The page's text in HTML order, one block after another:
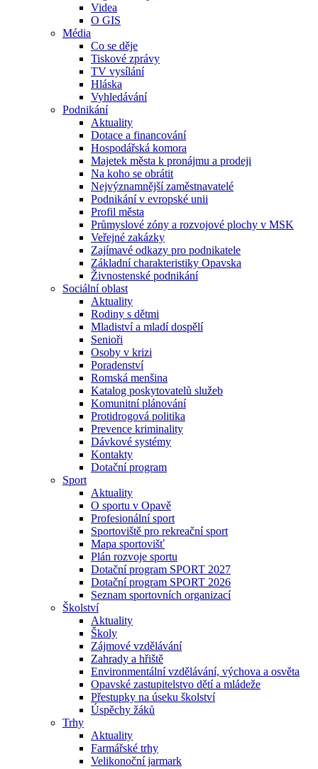
Videa
O GIS
Média
Co se děje
Tiskové zprávy
TV vysílání
Hláska
Vyhledávání
Podnikání
Aktuality
Dotace a financování
Hospodářská komora
Majetek města k pronájmu a prodeji
Na koho se obrátit
Nejvýznamnější zaměstnavatelé
Podnikání v evropské unii
Profil města
Průmyslové zóny a rozvojové plochy v MSK
Veřejné zakázky
Zajímavé odkazy pro podnikatele
Základní charakteristiky Opavska
Živnostenské podnikání
Sociální oblast
Aktuality
Rodiny s dětmi
Mladiství a mladí dospělí
Senioři
Osoby v krizi
Poradenství
Romská menšina
Katalog poskytovatelů služeb
Komunitní plánování
Protidrogová politika
Prevence kriminality
Dávkové systémy
Kontakty
Dotační program
Sport
Aktuality
O sportu v Opavě
Profesionální sport
Sportoviště pro rekreační sport
Mapa sportovišť
Plán rozvoje sportu
Dotační program SPORT 2027
Dotační program SPORT 2026
Seznam sportovních organizací
Školství
Aktuality
Školy
Zájmové vzdělávání
Zahrady a hřiště
Environmentální vzdělávání, výchova a osvěta
Opavské zastupitelstvo dětí a mládeže
Přestupky na úseku školství
Úspěchy žáků
Trhy
Aktuality
Farmářské trhy
Velikonoční jarmark